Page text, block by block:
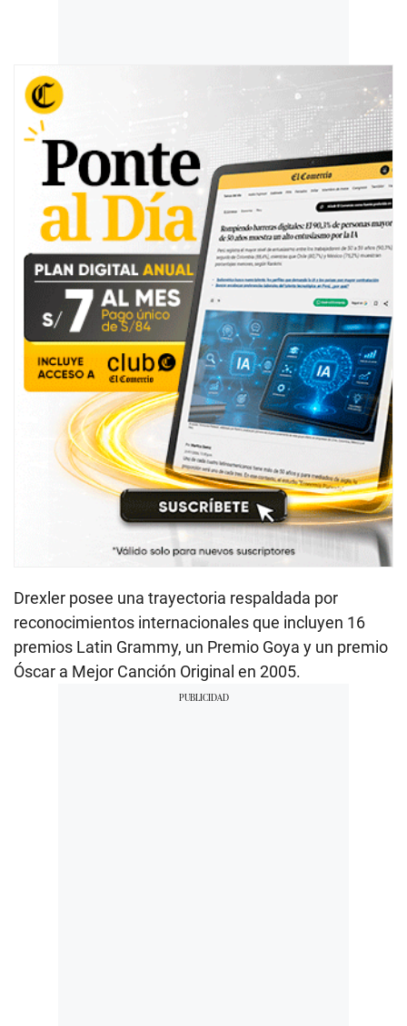
Drexler posee una trayectoria respaldada por
reconocimientos internacionales que incluyen 16
premios Latin Grammy, un Premio Goya y un premio
Óscar a Mejor Canción Original en 2005.